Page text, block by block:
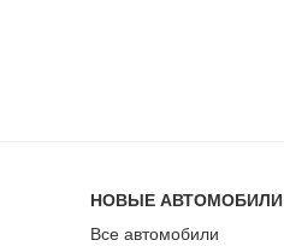
НОВЫЕ АВТОМОБИЛИ
Все автомобили